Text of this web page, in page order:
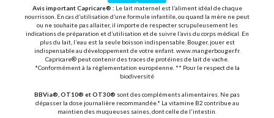
Avis important Capricare® : Le lait maternel est l’aliment idéal de chaque
nourrisson. En cas d’utilisation d’une formule infantile, ou quand la mère ne peut
ou ne souhaite pas allaiter, il importe de respecter scrupuleusement les
indications de préparation et d’utilisation et de suivre l’avis du corps médical. En
plus du lait, l’eau est la seule boisson indispensable. Bouger, jouer est
indispensable au développement de votre enfant. www.mangerbouger.fr.
Capricare® peut contenir des traces de protéines de lait de vache.
*Conformément à la réglementation européenne. ** Pour le respect de la
biodiversité
BBVia®, OT10® et OT30® sont des compléments alimentaires. Ne pas
dépasser la dose journalière recommandée.* La vitamine B2 contribue au
maintien des muqueuses saines, dont celle de l'intestin.